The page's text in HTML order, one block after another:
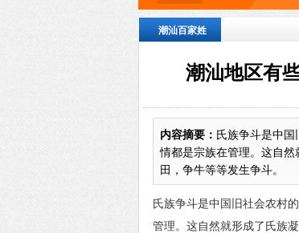
潮汕百家姓
潮汕地区有
内容摘要： 氏族争斗是中
情都是宗族在管理。这自
田，争牛等等发生争斗。
氏族争斗是中国旧社会农村
管理。这自然就形成了氏族